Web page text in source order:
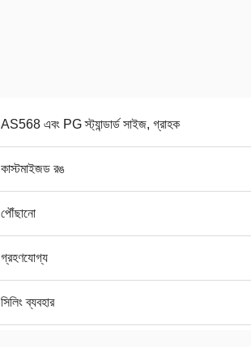
AS568 এবং PG স্ট্যান্ডার্ড সাইজ, গ্রাহক
কাস্টমাইজড রঙ
পৌঁছানো
গ্রহণযোগ্য
সিলিং ব্যবহার